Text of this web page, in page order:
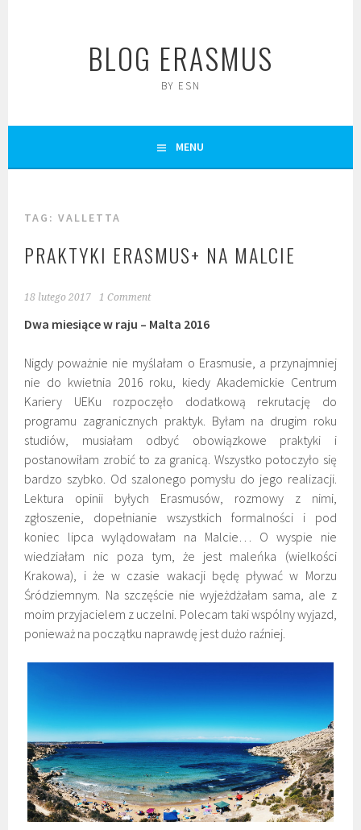
BLOG ERASMUS
BY ESN
MENU
TAG:VALLETTA
PRAKTYKI ERASMUS+ NA MALCIE
18 lutego 2017 1 Comment
Dwa miesiące w raju – Malta 2016
Nigdy poważnie nie myślałam o Erasmusie, a przynajmniej
nie do kwietnia 2016 roku, kiedy Akademickie Centrum
Kariery UEKu rozpoczęło dodatkową rekrutację do
programu zagranicznych praktyk. Byłam na drugim roku
studiów, musiałam odbyć obowiązkowe praktyki i
postanowiłam zrobić to za granicą. Wszystko potoczyło się
bardzo szybko. Od szalonego pomysłu do jego realizacji.
Lektura opinii byłych Erasmusów, rozmowy z nimi,
zgłoszenie, dopełnianie wszystkich formalności i pod
koniec lipca wylądowałam na Malcie… O wyspie nie
wiedziałam nic poza tym, że jest maleńka (wielkości
Krakowa), i że w czasie wakacji będę pływać w Morzu
Śródziemnym. Na szczęście nie wyjeżdżałam sama, ale z
moim przyjacielem z uczelni. Polecam taki wspólny wyjazd,
ponieważ na początku naprawdę jest dużo raźniej.